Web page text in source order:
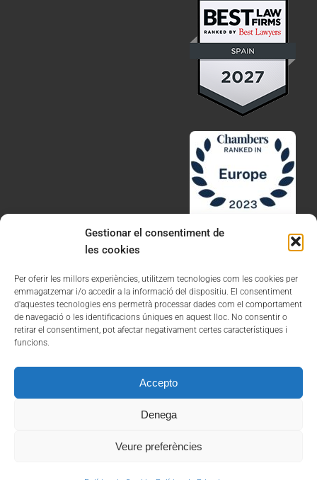
Gestionar el consentiment de
les cookies
Per oferir les millors experiències, utilitzem tecnologies com les cookies per
emmagatzemar i/o accedir a la informació del dispositiu. El consentiment
d'aquestes tecnologies ens permetrà processar dades com el comportament
de navegació o les identificacions úniques en aquest lloc. No consentir o
retirar el consentiment, pot afectar negativament certes característiques i
funcions.
Accepto
Denega
Veure preferències
Avís Legal
©2026 Tots els drets reservats. Marroquín Abogados, S.L.P.